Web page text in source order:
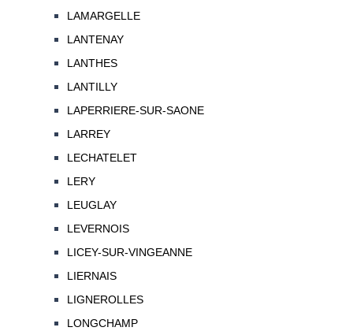
LAMARGELLE
LANTENAY
LANTHES
LANTILLY
LAPERRIERE-SUR-SAONE
LARREY
LECHATELET
LERY
LEUGLAY
LEVERNOIS
LICEY-SUR-VINGEANNE
LIERNAIS
LIGNEROLLES
LONGCHAMP